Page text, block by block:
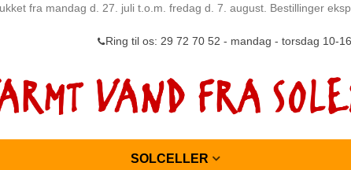
fra mandag d. 27. juli t.o.m. fredag d. 7. august. Bestillinger
Ring til os: 29 72 70 52 - mandag - torsdag 10-16
SOLCELLER